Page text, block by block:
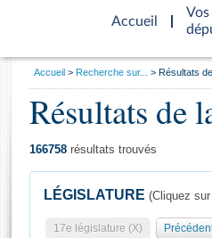
Accueil
d'accueil
Vos
Général
Vous
Accueil Recherche sur... Résultats
Résultats de
166758 résultats trouvés
LÉGISLATURE (Cliquez
17e législature (X)